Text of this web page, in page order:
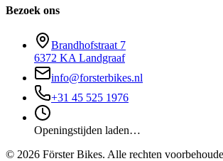
Bezoek ons
Brandhofstraat 7
6372 KA Landgraaf
info@forsterbikes.nl
+31 45 525 1976
Openingstijden laden…
© 2026 Förster Bikes. Alle rechten